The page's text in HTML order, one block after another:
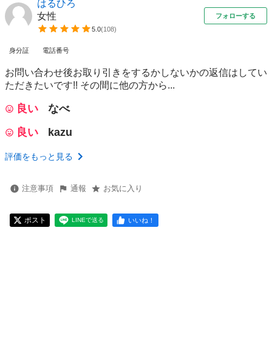
はるひろ
女性
5.0(108)
フォローする
身分証 電話番号
お問い合わせ後お取り引きをするかしないかの返信はしてい
ただきたいです!! その間に他の方から...
良い
なべ
良い
kazu
評価をもっと見る
注意事項 通報 お気に入り
ポスト LINEで送る いいね！